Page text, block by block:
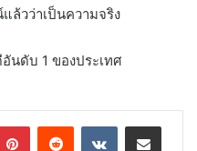
ล้วว่าเป็นความจริง
นดับ 1 ของประเทศ
PinterestReddit VKontakteShare via Email